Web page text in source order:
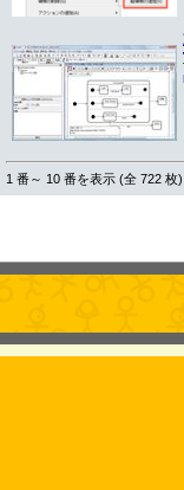
1 番～ 10 番を表示 (全 722 枚)